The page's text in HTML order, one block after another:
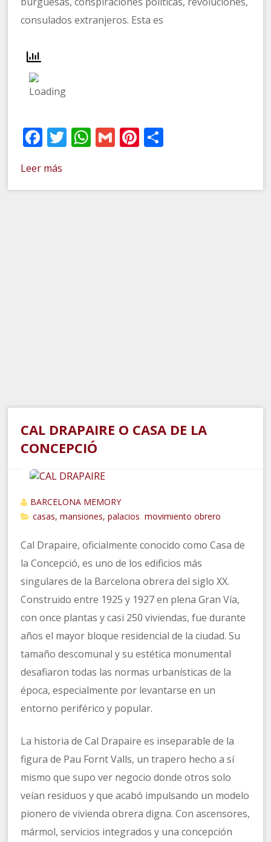
consulados extranjeros. Esta es
Facebook
Twitter
WhatsApp
GmailPinterest
Leer más
CAL DRAPAIRE O CASA DE LA
CONCEPCIÓ
BARCELONA MEMORY
casas, mansiones, palacios
,movimiento obrero
Cal Drapaire, oficialmente conocido como Casa de
la Concepció, es uno de los edificios más
singulares de la Barcelona obrera del siglo XX.
Construido entre 1925 y 1927 en plena Gran Vía,
con once plantas y casi 250 viviendas, fue durante
años el mayor bloque residencial de la ciudad. Su
tamaño descomunal y su estética monumental
desafiaron todas las normas urbanísticas de la
época, especialmente por levantarse en un
entorno periférico y popular.
La historia de Cal Drapaire es inseparable de la
figura de Pau Fornt Valls, un trapero hecho a sí
mismo que supo ver negocio donde otros solo
veían residuos y que acabó impulsando un modelo
pionero de vivienda obrera digna. Con ascensores,
mármol, servicios integrados y una concepción